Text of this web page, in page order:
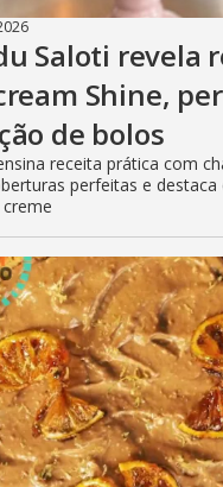
Saloti revela
Shine,
de bolos
receita prática com
perfeitas e destaca